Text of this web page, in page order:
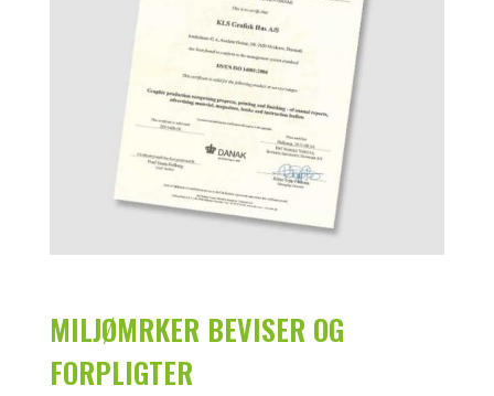
MILJØMRKER BEVISER OG
FORPLIGTER